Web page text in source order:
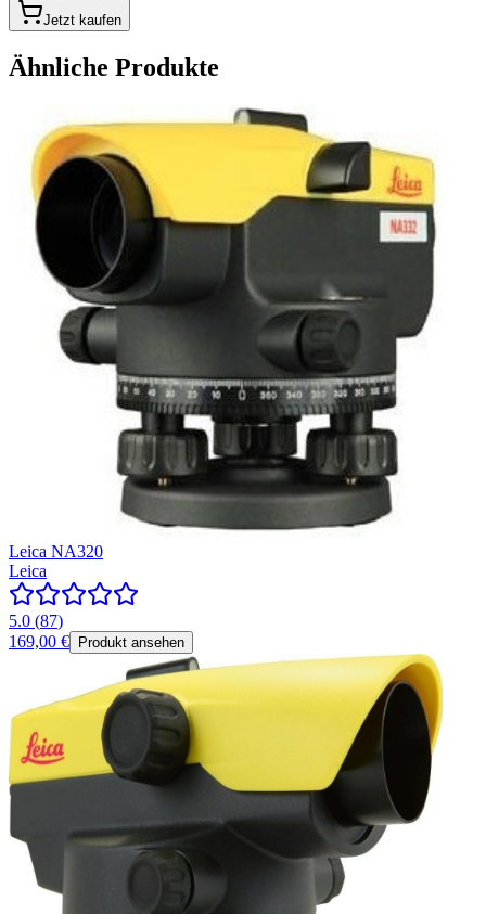
Jetzt kaufen
Ähnliche Produkte
Leica NA320
Leica
5.0 (87)
169,00 €
Produkt ansehen